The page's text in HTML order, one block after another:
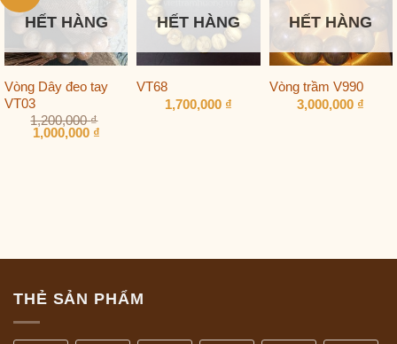
HẾT HÀNG
Vòng Dây đeo tay
VT03
1,200,000₫
Giá
gốc
1,000,000 ₫Giá
HẾT HÀNG
VT68
1,700,000 ₫
HẾT HÀNG
Vòng trầm V990
3,000,000 ₫
THẺ SẢN PHẨM